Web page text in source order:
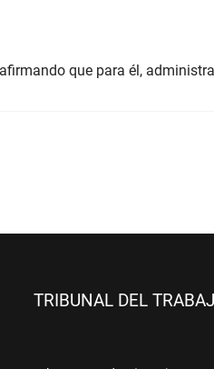
que para él,
TRIBUNAL DEL